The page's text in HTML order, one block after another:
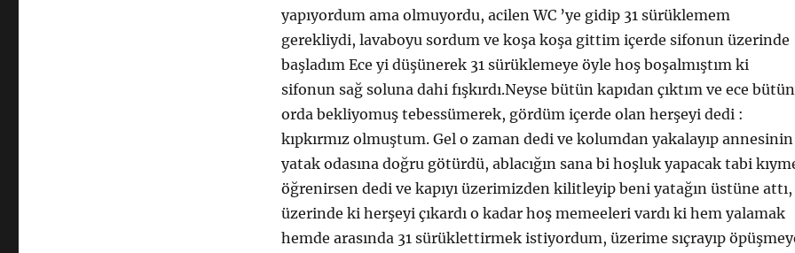
yapıyordum ama olmuyordu, acilen WC ’ye gidip 31 sürüklemem
gerekliydi, lavaboyu sordum ve koşa koşa gittim içerde sifonun üzerinde
başladım Ece yi düşünerek 31 sürüklemeye öyle hoş boşalmıştım ki
sifonun sağ soluna dahi fışkırdı.Neyse bütün kapıdan çıktım ve ece bütün
orda bekliyomuş tebessümerek, gördüm içerde olan herşeyi dedi :
kıpkırmız olmuştum. Gel o zaman dedi ve kolumdan yakalayıp annesinin
yatak odasına doğru götürdü, ablacığın sana bi hoşluk yapacak tabi
öğrenirsen dedi ve kapıyı üzerimizden kilitleyip beni yatağın üstüne attı,
üzerinde ki herşeyi çıkardı o kadar hoş memeeleri vardı ki hem yalamak
hemde arasında 31 sürüklettirmek istiyordum, üzerime sıçrayıp